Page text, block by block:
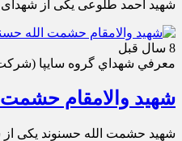
شهید احمد طلوعی یکی از
8 سال قبل
معرفي شهداي گروه سايپا (شركت
شهید والامقام حشمت
شهید حشمت الله حسنوند یکی